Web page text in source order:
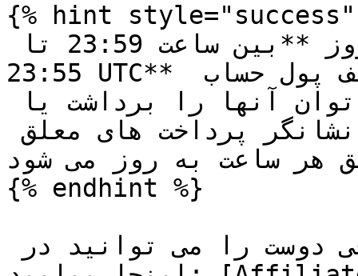
{% hint style="success"
23:55 UTC** پردازش می شود و به موجودی کیف پول حساب
هر ساعت به روز می شود.
{% endhint %}